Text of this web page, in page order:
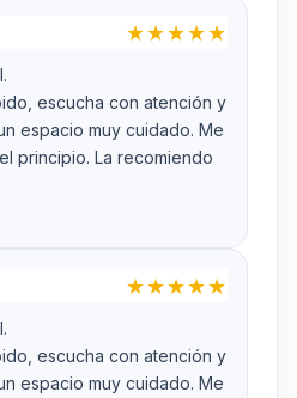
★★★★★
escucha con atención y
espacio muy cuidado. Me
principio. La recomiendo
★★★★★
escucha con atención y
espacio muy cuidado. Me